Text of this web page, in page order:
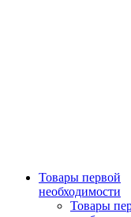
Товары первой
необходимости
Товары